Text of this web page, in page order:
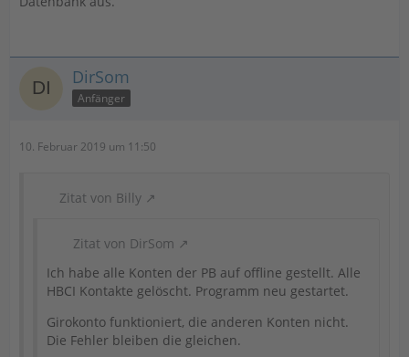
DirSom
Anfänger
10. Februar 2019 um 11:50
Zitat von Billy
Zitat von DirSom
Ich habe alle Konten der PB auf offline gestellt. Alle
HBCI Kontakte gelöscht. Programm neu gestartet.
Girokonto funktioniert, die anderen Konten nicht.
Die Fehler bleiben die gleichen.